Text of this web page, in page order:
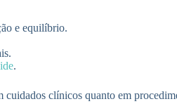
e equilíbrio.
.
cuidados clínicos quanto em